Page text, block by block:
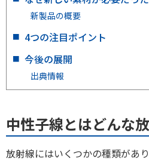
新製品の概要
4つの注目ポイント
今後の展開
出典情報
中性子線とはどんな
放射線にはいくつかの種類があ